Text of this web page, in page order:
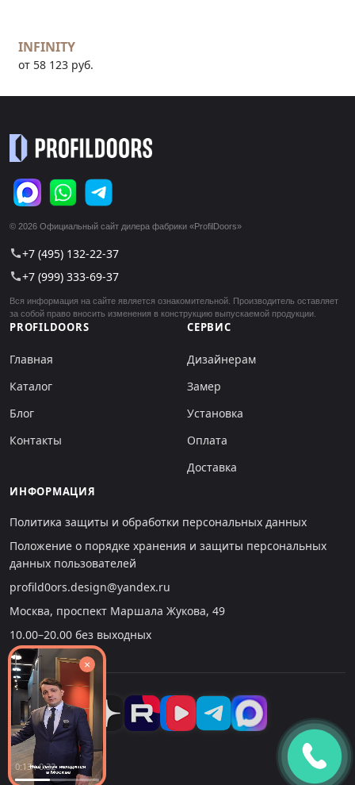
INFINITY
от 58 123 руб.
© 2026 Официальный сайт дилера фабрики «ProfilDoors»
call+7 (495) 132-22-37
call+7 (999) 333-69-37
Вся информация на сайте является ознакомительной. Производитель оставляет
за собой право вносить изменения в конструкцию выпускаемой продукции.
PROFILDOORS
Главная
Каталог
Блог
Контакты
СЕРВИС
Дизайнерам
Замер
Установка
Оплата
Доставка
ИНФОРМАЦИЯ
Политика защиты и обработки персональных данных
Положение о порядке хранения и защиты персональных
данных пользователей
profild0ors.design@yandex.ru
Москва, проспект Маршала Жукова, 49
10.00–20.00 без выходных
0:14 : 0:32
×